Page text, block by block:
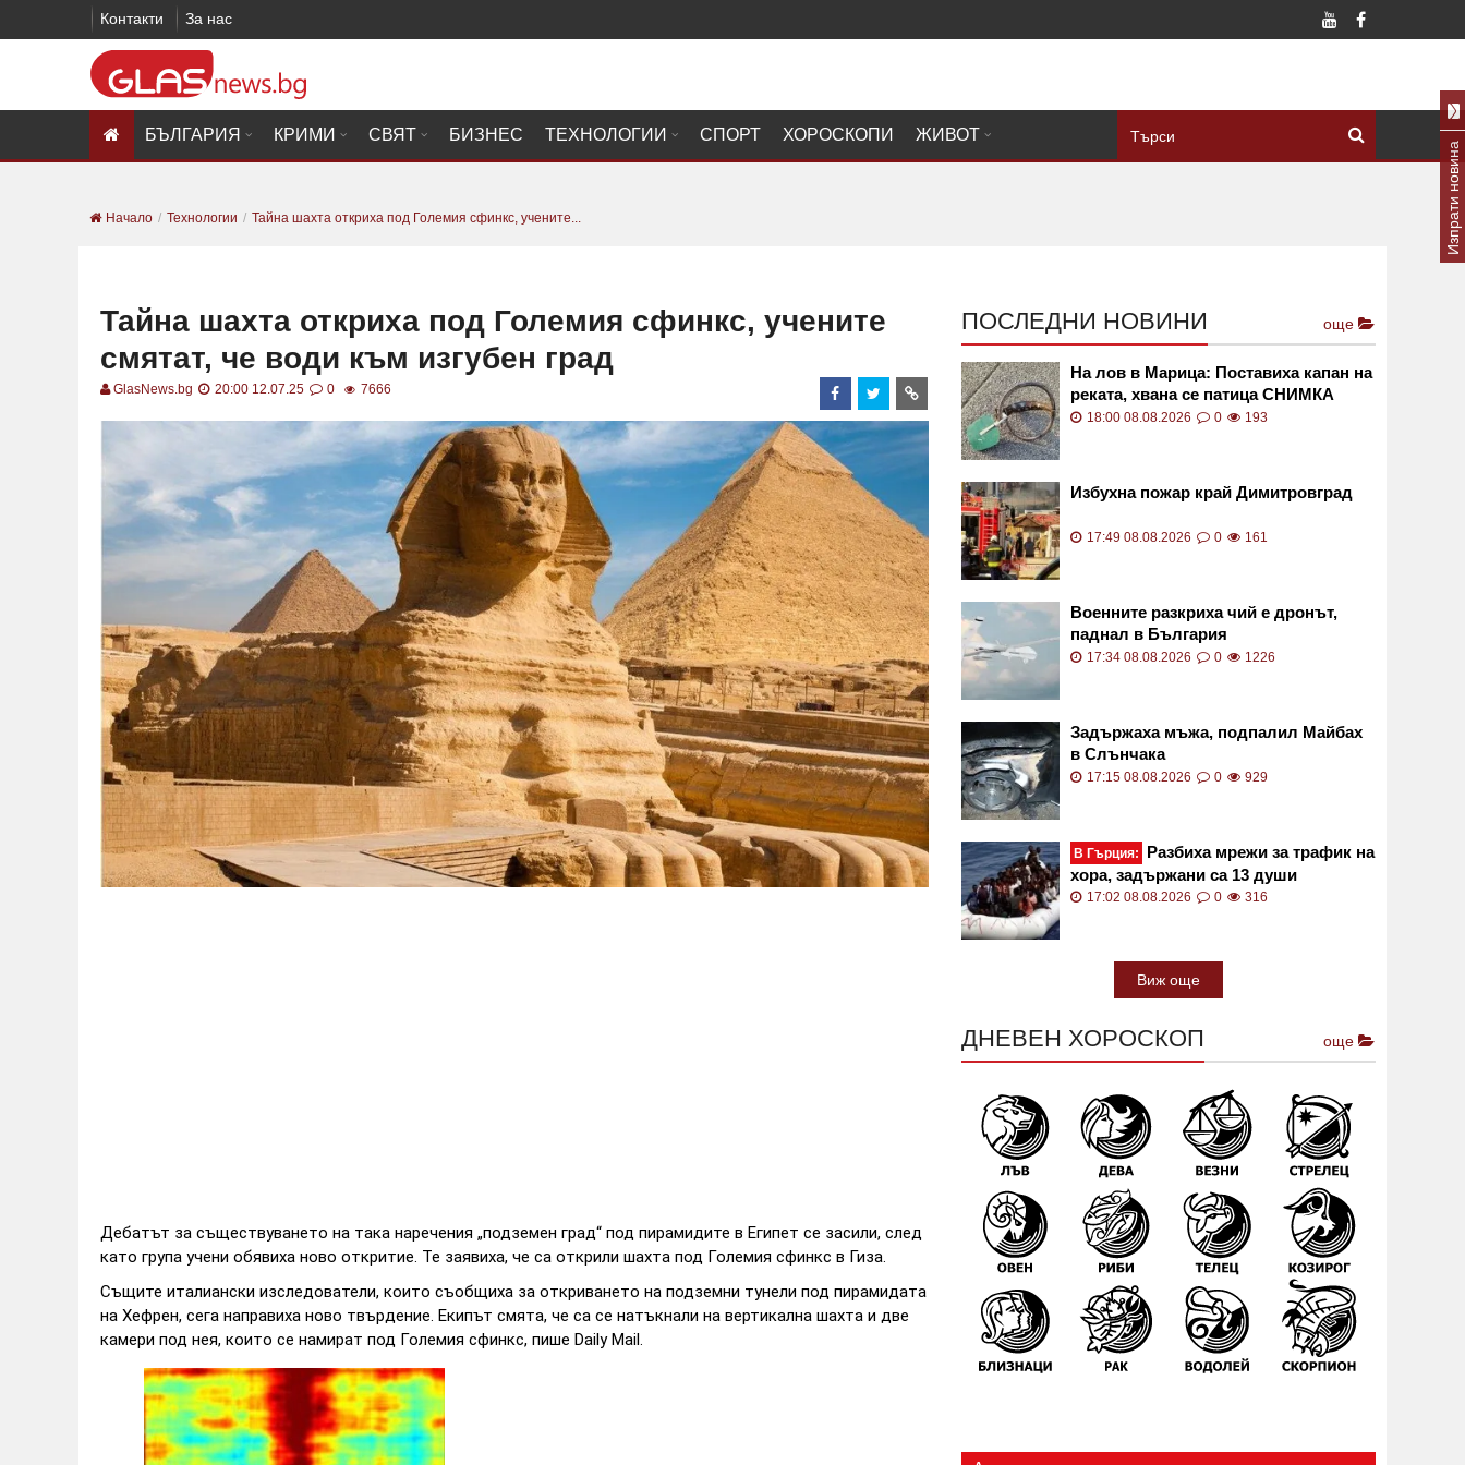
Контакти За нас
БЪЛГАРИЯ КРИМИ СВЯТ БИЗНЕС ТЕХНОЛОГИИ СПОРТ ХОРОСКОПИ ЖИВОТ
Начало Технологии Тайна шахта откриха под Големия сфинкс, учените...
Тайна шахта откриха под Големия сфинкс, учените
смятат, че води към изгубен град
GlasNews.bg 20:00 12.07.25 0 7666
Дебатът за съществуването на така наречения „подземен град“ под пирамидите в Египет се засили, след
като група учени обявиха ново откритие. Те заявиха, че са открили шахта под Големия сфинкс в Гиза.
Същите италиански изследователи, които съобщиха за откриването на подземни тунели под пирамидата
на Хефрен, сега направиха ново твърдение. Екипът смята, че са се натъкнали на вертикална шахта и две
камери под нея, които се намират под Големия сфинкс, пише Daily Mail.
ПОСЛЕДНИ НОВИНИ още
На лов в Марица: Поставиха капан на
реката, хвана се патица СНИМКА
18:00 08.08.2026 0 193
Избухна пожар край Димитровград
17:49 08.08.2026 0 161
Военните разкриха чий е дронът,
паднал в България
17:34 08.08.2026 0 1226
Задържаха мъжа, подпалил Майбах
в Слънчака
17:15 08.08.2026 0 929
В Гърция:
Разбиха мрежи за трафик на
хора, задържани са 13 души
17:02 08.08.2026 0 316
Виж още
ДНЕВЕН ХОРОСКОП още
Изпрати новина